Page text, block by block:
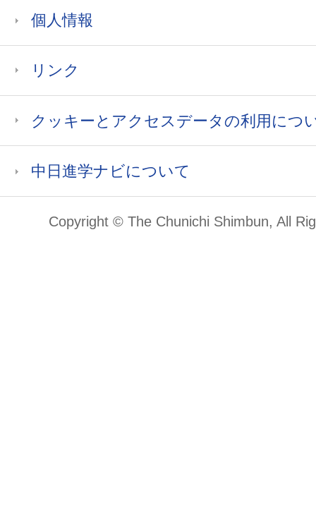
個人情報
リンク
クッキーとアクセスデータの利用につ
中日進学ナビについて
Copyright © The Chunichi Shimbun, All